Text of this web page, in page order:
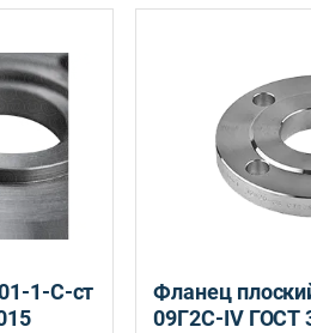
1-C-ст
Фланец
09Г2С-IV ГОСТ